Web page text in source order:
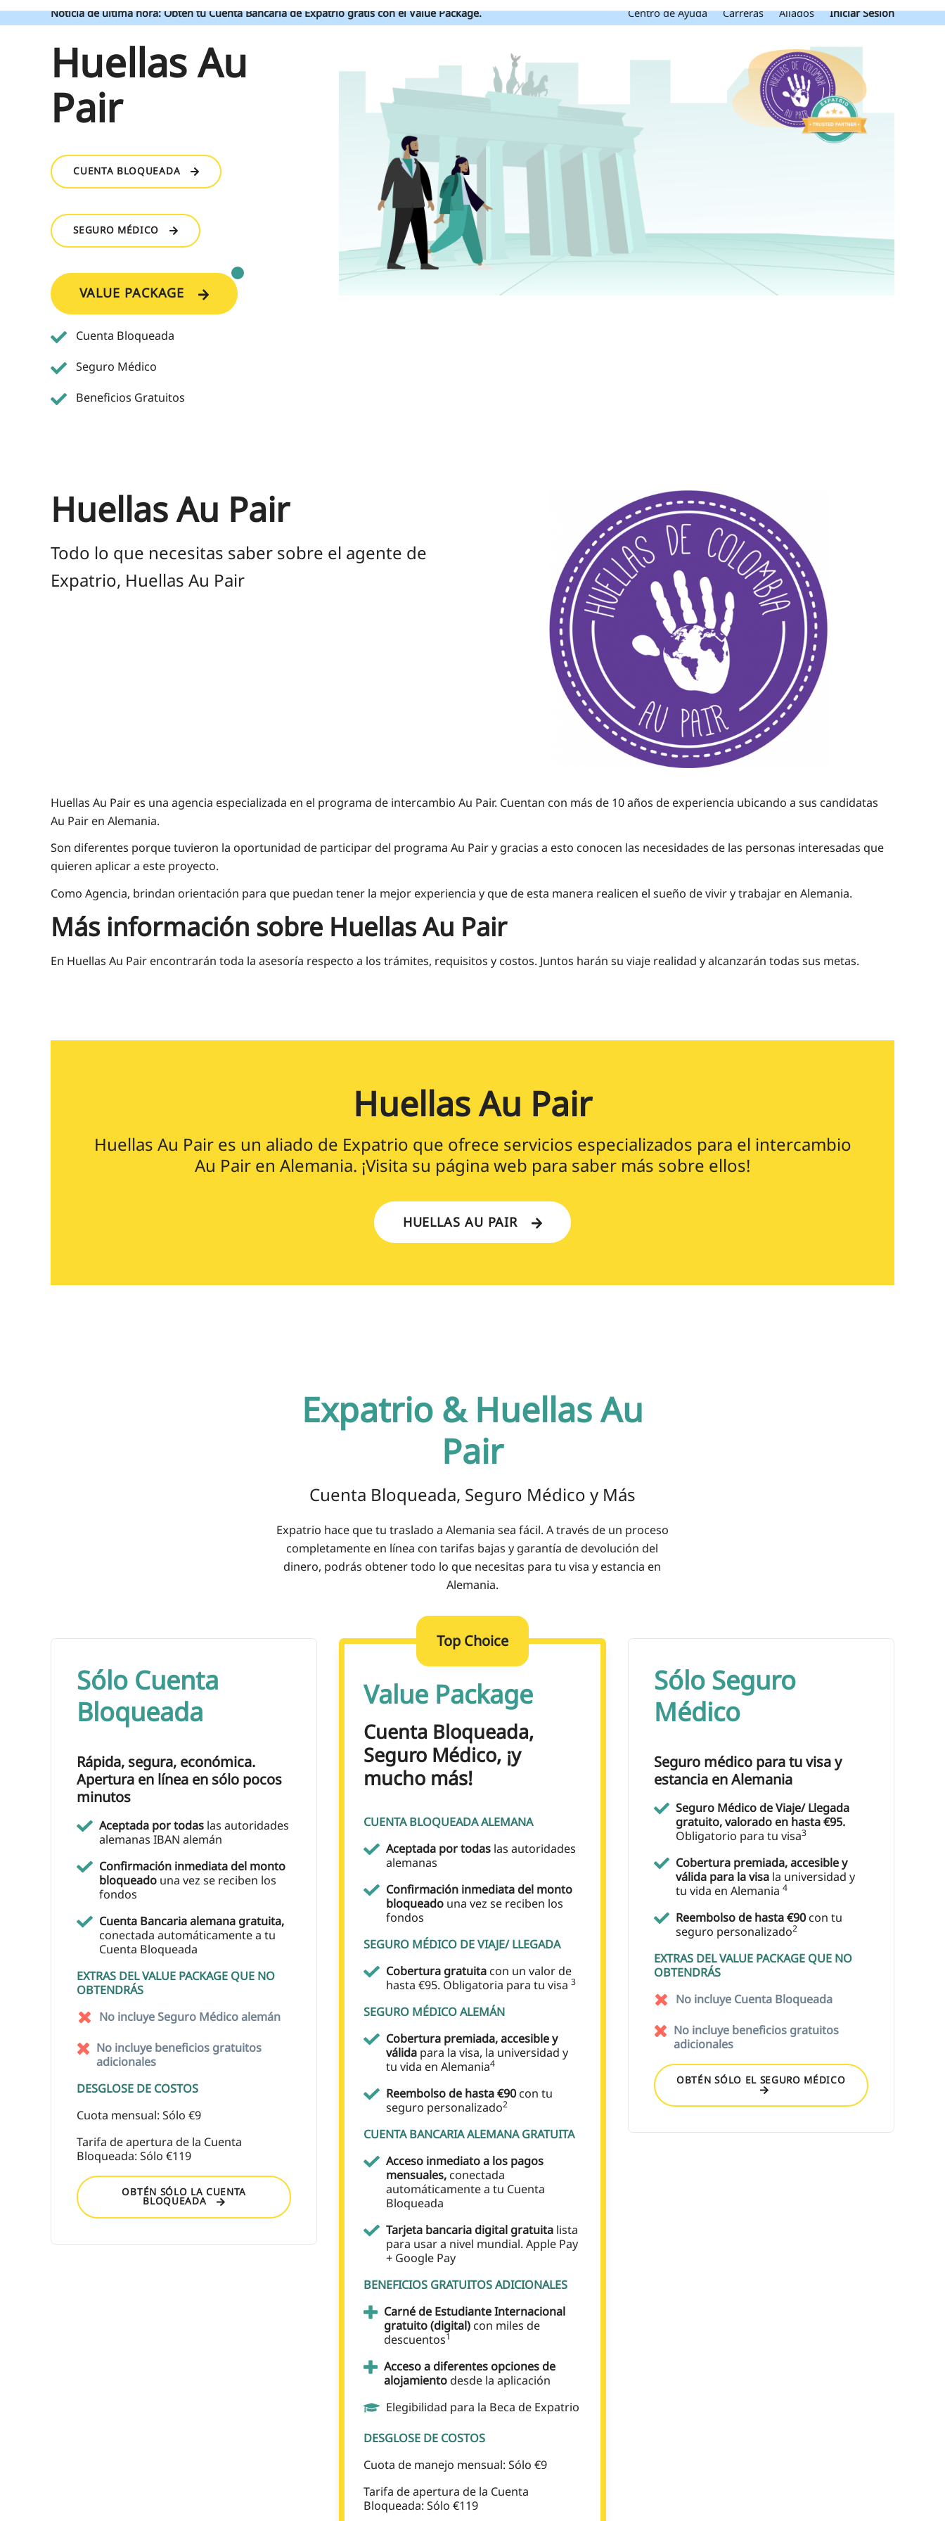
Noticia de última hora: Obtén tu Cuenta Bancaria de Expatrio gratis con el Value Package. Centro de Ayuda Carreras Aliados Iniciar Sesión
Huellas Au
Pair
CUENTA BLOQUEADA
SEGURO MÉDICO
VALUE PACKAGE
Cuenta Bloqueada
Seguro Médico
Beneficios Gratuitos
Huellas Au Pair
Todo lo que necesitas saber sobre el agente de
Expatrio, Huellas Au Pair
Huellas Au Pair es una agencia especializada en el programa de intercambio Au Pair. Cuentan con más de 10 años de experiencia ubicando a sus candidatas
Au Pair en Alemania.
Son diferentes porque tuvieron la oportunidad de participar del programa Au Pair y gracias a esto conocen las necesidades de las personas interesadas que
quieren aplicar a este proyecto.
Como Agencia, brindan orientación para que puedan tener la mejor experiencia y que de esta manera realicen el sueño de vivir y trabajar en Alemania.
Más información sobre Huellas Au Pair
En Huellas Au Pair encontrarán toda la asesoría respecto a los trámites, requisitos y costos. Juntos harán su viaje realidad y alcanzarán todas sus metas.
Huellas Au Pair
Huellas Au Pair es un aliado de Expatrio que ofrece servicios especializados para el intercambio
Au Pair en Alemania. ¡Visita su página web para saber más sobre ellos!
HUELLAS AU PAIR
Expatrio & Huellas Au
Pair
Cuenta Bloqueada, Seguro Médico y Más
Expatrio hace que tu traslado a Alemania sea fácil. A través de un proceso
completamente en línea con tarifas bajas y garantía de devolución del
dinero, podrás obtener todo lo que necesitas para tu visa y estancia en
Alemania.
Sólo Cuenta
Bloqueada
Rápida, segura, económica.
Apertura en línea en sólo pocos
minutos
Aceptada por todaslas autoridades
alemanas IBAN alemán
Confirmación inmediata del monto
bloqueadouna vez se reciben los
fondos
Cuenta Bancaria alemana gratuita,
conectada automáticamente a tu
Cuenta Bloqueada
EXTRAS DEL VALUE PACKAGE QUE NO
OBTENDRÁS
No incluye Seguro Médico alemán
No incluye beneficios gratuitos
adicionales
DESGLOSE DE COSTOS
Cuota mensual: Sólo €9
Tarifa de apertura de la Cuenta
Bloqueada: Sólo €119
OBTÉN SÓLO LA CUENTA
BLOQUEADA
Top Choice
Value Package
Cuenta Bloqueada,
Seguro Médico, ¡y
mucho más!
CUENTA BLOQUEADA ALEMANA
Aceptada por todaslas autoridades
alemanas
Confirmación inmediata del monto
bloqueado una vez se reciben los
fondos
SEGURO MÉDICO DE VIAJE/ LLEGADA
Cobertura gratuita con un valor de
hasta €95. Obligatoria para tu visa 3
SEGURO MÉDICO ALEMÁN
Cobertura premiada, accesible y
válidapara la visa, la universidad y
tu vida en Alemania4
Reembolso de hasta €90con tu
seguro personalizado2
CUENTA BANCARIA ALEMANA GRATUITA
Acceso inmediato a los pagos
mensuales, conectada
automáticamente a tu Cuenta
Bloqueada
Tarjeta bancaria digital gratuita lista
para usar a nivel mundial. Apple Pay
+ Google Pay
BENEFICIOS GRATUITOS ADICIONALES
Carné de Estudiante Internacional
gratuito (digital) con miles de
descuentos1
Acceso a diferentes opciones de
alojamientodesde la aplicación
Elegibilidad para la Beca de Expatrio
DESGLOSE DE COSTOS
Cuota de manejo mensual: Sólo €9
Tarifa de apertura de la Cuenta
Bloqueada: Sólo €119
Sólo Seguro
Médico
Seguro médico para tu visa y
estancia en Alemania
Seguro Médico de Viaje/ Llegada
gratuito, valorado en hasta €95.
Obligatorio para tu visa3
Cobertura premiada, accesible y
válida para la visa la universidad y
tu vida en Alemania 4
Reembolso de hasta €90 con tu
seguro personalizado2
EXTRAS DEL VALUE PACKAGE QUE NO
OBTENDRÁS
No incluye Cuenta Bloqueada
No incluye beneficios gratuitos
adicionales
OBTÉN SÓLO EL SEGURO MÉDICO